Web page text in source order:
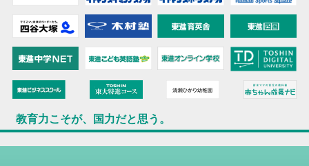
教育力こそが、国力だと思う。